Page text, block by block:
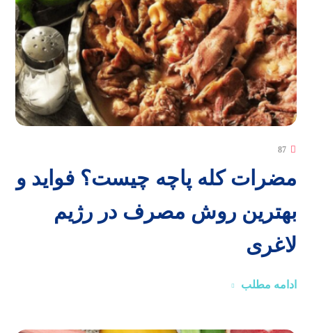
87
مضرات کله پاچه چیست؟ فواید و
بهترین روش مصرف در رژیم
لاغری
ادامه مطلب